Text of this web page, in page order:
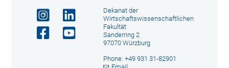
Dekanat der
Wirtschaftswissenschaftlichen
Fakultät
Sanderring 2
97070 Würzburg
Phone: +49 931 31-82901